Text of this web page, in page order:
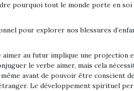
pourquoi tout le monde porte en
pour explorer nos blessures
aimer au futur implique une projection
le verbe aimer, mais cela
avant de pouvoir être conscient
Le développement spirituel